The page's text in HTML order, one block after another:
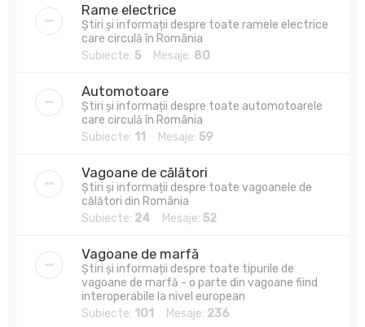
Rame electrice
Știri și informații despre toate ramele electrice
care circulă în România
Subiecte: 5 Mesaje: 80
Automotoare
Știri și informații despre toate automotoarele
care circulă în România
Subiecte: 11 Mesaje: 59
Vagoane de călători
Știri și informații despre toate vagoanele de
călători din România
Subiecte: 24 Mesaje: 52
Vagoane de marfă
Știri și informații despre toate tipurile de
vagoane de marfă - o parte din vagoane fiind
interoperabile la nivel european
Subiecte: 101 Mesaje: 236